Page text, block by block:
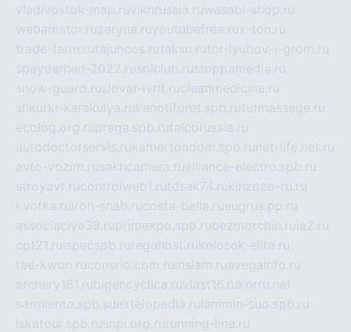
vladivostok-map.ruvlknrussia.ruwasabi-shop.ru
webamator.ruzaryna.ruyoutubefree.rux-ton.ru
trade-farm.rutajuncos.rutaksu.rutor-lyubov-i-grom.ru
spayderhed-2022.rusplclub.rustoppamedia.ru
snow-guard.ruslovar-ivrit.rucleanmedicine.ru
shkurki-karakulya.rukanotiforet.spb.rututmassage.ru
ecolog.org.rupraga.spb.rufalcorussia.ru
autodoctorservis.rukamertondom.spb.ru net-life.net.ru
avto-vozim.rusakhcamera.rualliance-electro.spb.ru
stroyavt.rucontrolweb1.rutdsak74.rukinzozo-ru.ru
kvotka.ru iron-snab.rucosta-bella.rueugrus.pp.ru
associaciya39.ruprimexpo.spb.rubezmorchin.ru ia2.ru
cpt21.ru ispecspb.ru regahost.rukolosok-elita.ru
tae-kwon.ruconsrio.com.ru insiam.ruavegainfo.ru
archery161.rubigencyclica.ruvlast16.rukorru.net
sarmiento.spb.suextelopedia.ru lammin-suo.spb.ru
iskatour.spb.rusnpi.org.ru running-line.ru